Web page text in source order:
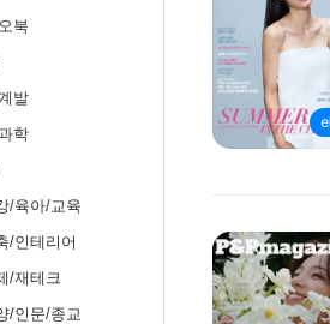
북
발
학
/육아/교육
/인테리어
/재테크
/인문/종교